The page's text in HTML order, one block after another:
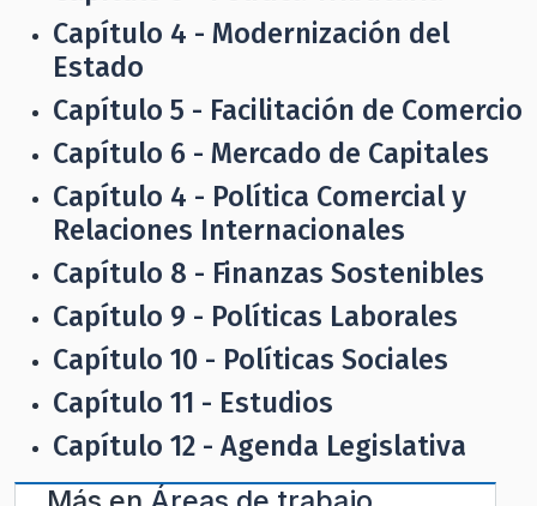
Capítulo 4 - Modernización del
Estado
Capítulo 5 - Facilitación de Comercio
Capítulo 6 - Mercado de Capitales
Capítulo 4 - Política Comercial y
Relaciones Internacionales
Capítulo 8 - Finanzas Sostenibles
Capítulo 9 - Políticas Laborales
Capítulo 10 - Políticas Sociales
Capítulo 11 - Estudios
Capítulo 12 - Agenda Legislativa